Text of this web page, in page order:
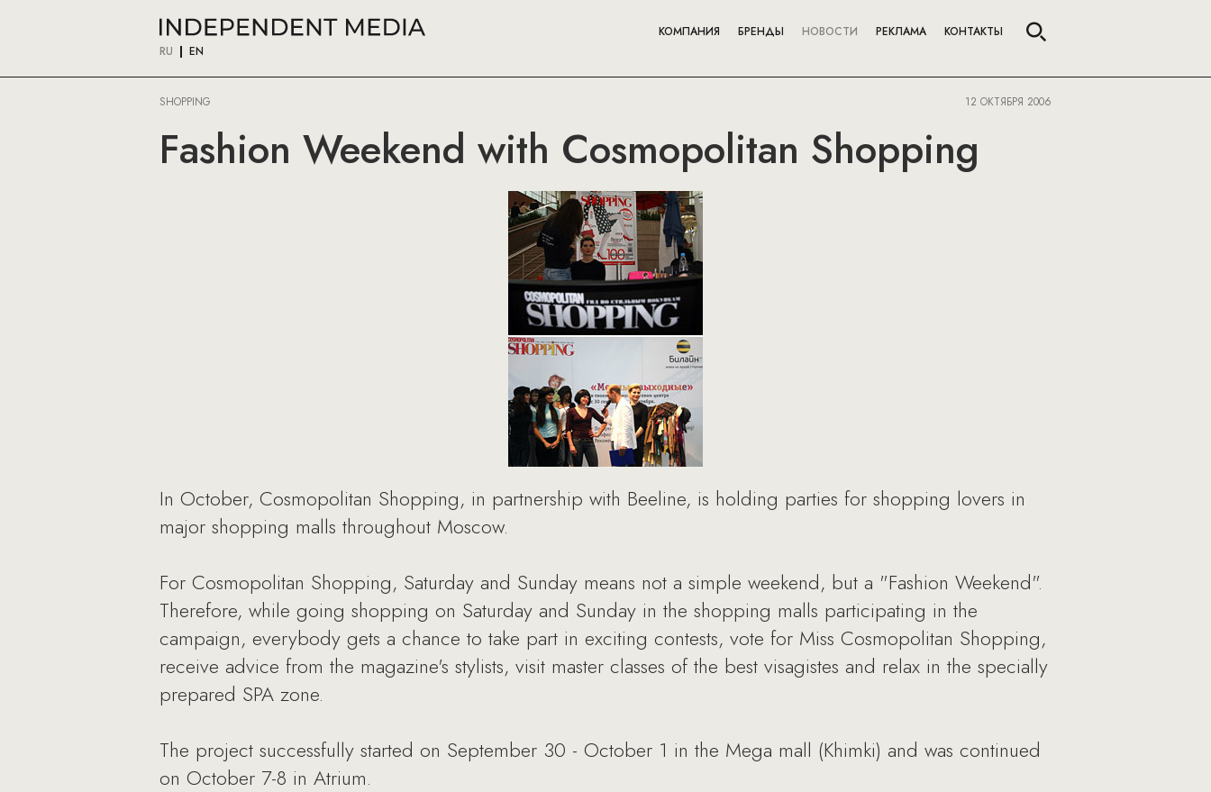
RU EN
КОМПАНИЯ БРЕНДЫ НОВОСТИ РЕКЛАМА КОНТАКТЫ
SHOPPING 12 ОКТЯБРЯ 2006
Fashion Weekend with Cosmopolitan Shopping
In October, Cosmopolitan Shopping, in partnership with Beeline, is holding parties for shopping lovers in
major shopping malls throughout Moscow.
For Cosmopolitan Shopping, Saturday and Sunday means not a simple weekend, but a "Fashion Weekend".
Therefore, while going shopping on Saturday and Sunday in the shopping malls participating in the
campaign, everybody gets a chance to take part in exciting contests, vote for Miss Cosmopolitan Shopping,
receive advice from the magazine's stylists, visit master classes of the best visagistes and relax in the specially
prepared SPA zone.
The project successfully started on September 30 - October 1 in the Mega mall (Khimki) and was continued
on October 7-8 in Atrium.